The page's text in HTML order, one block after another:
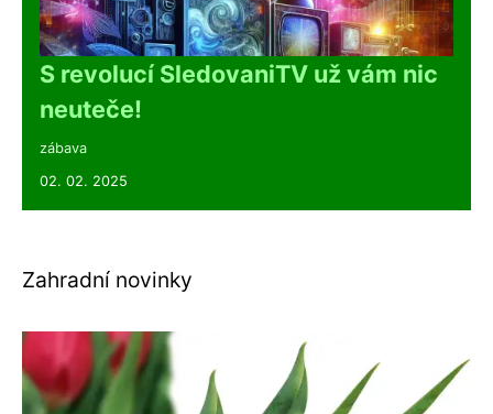
S revolucí SledovaniTV už vám nic
neuteče!
zábava
02. 02. 2025
Zahradní novinky